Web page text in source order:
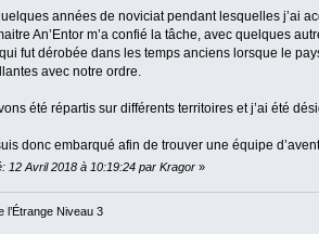
années de noviciat pendant lesquelles j’ai
An’Entor m’a confié la tâche, avec quelques
fut dérobée dans les temps anciens lorsque le
avec notre ordre.
été répartis sur différents territoires et j’ai été
donc embarqué afin de trouver une équipe
12 Avril 2018 à 10:19:24 par Kragor»
l’Étrange Niveau 3